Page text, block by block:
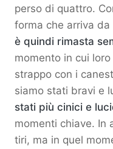
perso di quattro.
forma che arriva
è quindi rimasta
momento in cui
strappo con i
siamo stati bravi e
stati più cinici e
momenti chiave. In
tiri, ma in quel